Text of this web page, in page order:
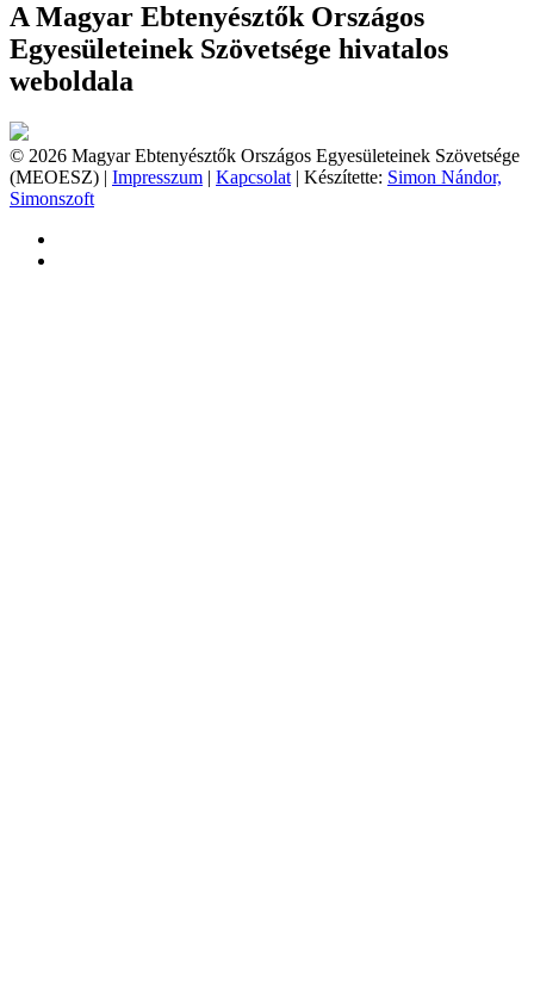
A Magyar Ebtenyésztők Országos
Egyesületeinek Szövetsége hivatalos
weboldala
© 2026 Magyar Ebtenyésztők Országos Egyesületeinek Szövetsége
(MEOESZ) | Impresszum | Kapcsolat | Készítette: Simon Nándor,
Simonszoft